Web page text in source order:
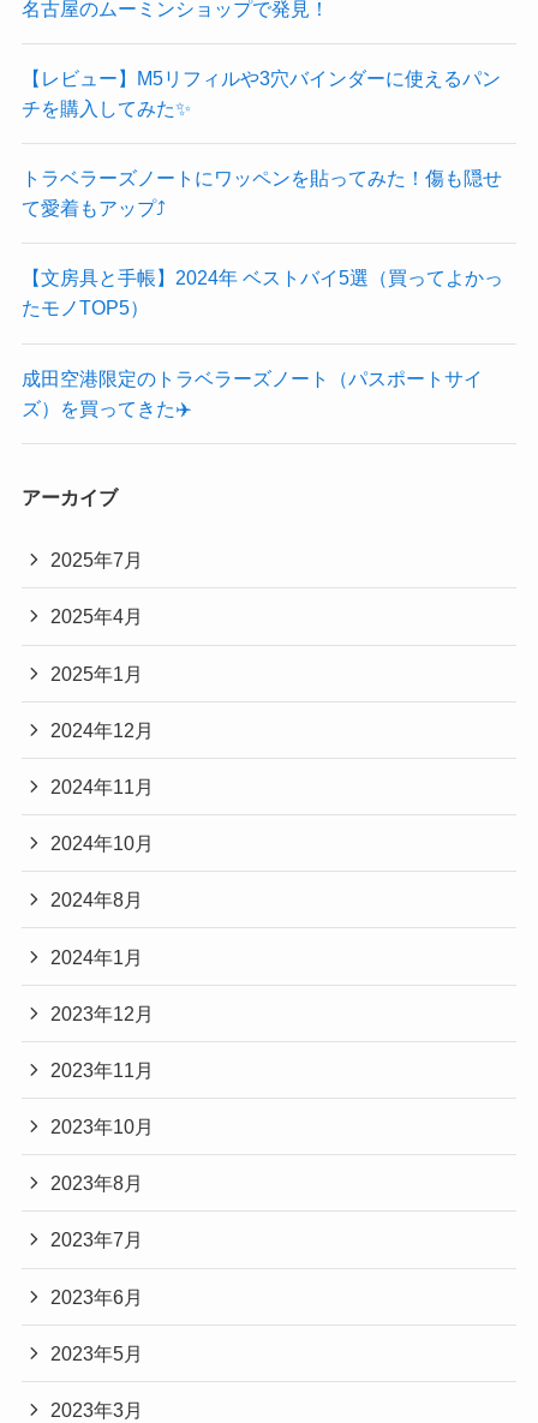
名古屋のムーミンショップで発見！
【レビュー】M5リフィルや3穴バインダーに使えるパン
チを購入してみた✨
トラベラーズノートにワッペンを貼ってみた！傷も隠せ
て愛着もアップ⤴️
【文房具と手帳】2024年 ベストバイ5選（買ってよかっ
たモノTOP5）
成田空港限定のトラベラーズノート（パスポートサイ
ズ）を買ってきた✈️
アーカイブ
2025年7月
2025年4月
2025年1月
2024年12月
2024年11月
2024年10月
2024年8月
2024年1月
2023年12月
2023年11月
2023年10月
2023年8月
2023年7月
2023年6月
2023年5月
2023年3月